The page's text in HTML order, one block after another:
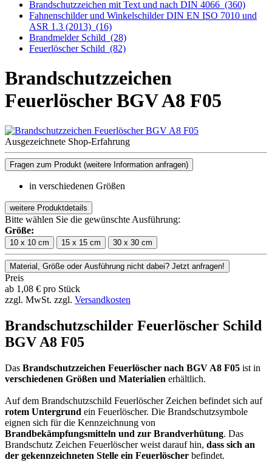
Brandschutzzeichen mit Text und nach DIN 4066 (360)
Fahnenschilder und Winkelschilder DIN EN ISO 7010 und
ASR 1.3 (2013) (16)
Brandmelder Schild (28)
Feuerlöscher Schild (82)
Brandschutzzeichen
Feuerlöscher BGV A8 F05
Ausgezeichnete Shop-Erfahrung
Fragen zum Produkt (weitere Information anfragen)
in verschiedenen Größen
weitere Produktdetails
Bitte wählen Sie die gewünschte Ausführung:
Größe:
10 x 10 cm 15 x 15 cm 30 x 30 cm
Material, Größe oder Ausführung nicht dabei? Jetzt anfragen!
Preis
ab 1,08 € pro Stück
zzgl. MwSt. zzgl. Versandkosten
Brandschutzschilder Feuerlöscher Schild
BGV A8 F05
Das Brandschutzzeichen Feuerlöscher nach BGV A8 F05 ist in
verschiedenen Größen und Materialien erhältlich.
Auf dem Brandschutzschild Feuerlöscher Zeichen befindet sich auf
rotem Untergrund ein Feuerlöscher. Die Brandschutzsymbole
eignen sich für die Kennzeichnung von
Brandbekämpfungsmitteln und zur Brandverhütung. Das
Brandschutz Zeichen Feuerlöscher weist darauf hin, dass sich an
der gekennzeichneten Stelle ein Feuerlöscher befindet.